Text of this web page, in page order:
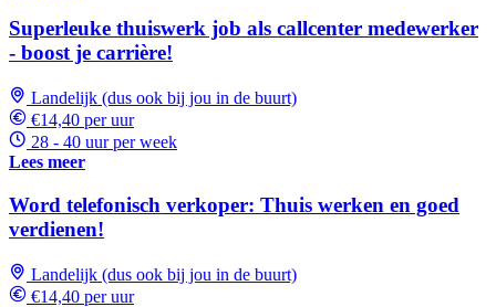
Superleuke thuiswerk job als callcenter medewerker
- boost je carrière!
Landelijk (dus ook bij jou in de buurt)
€14,40 per uur
28 - 40 uur per week
Lees meer
Word telefonisch verkoper: Thuis werken en goed
verdienen!
Landelijk (dus ook bij jou in de buurt)
€14,40 per uur